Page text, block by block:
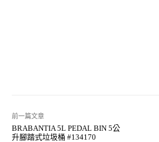
前一篇文章
BRABANTIA 5L PEDAL BIN 5公
升腳踏式垃圾桶 #134170